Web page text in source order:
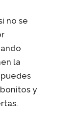
no se
la
y